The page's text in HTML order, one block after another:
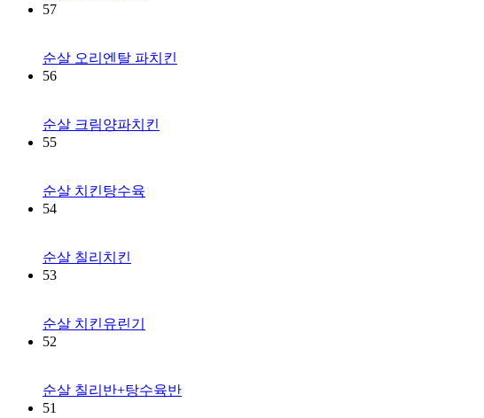
57
순살 오리엔탈 파치킨
56
순살 크림양파치킨
55
순살 치킨탕수육
54
순살 칠리치킨
53
순살 치킨유린기
52
순살 칠리반+탕수육반
51